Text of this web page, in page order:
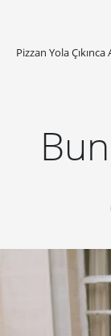
Pizzan Yola Çıkınca